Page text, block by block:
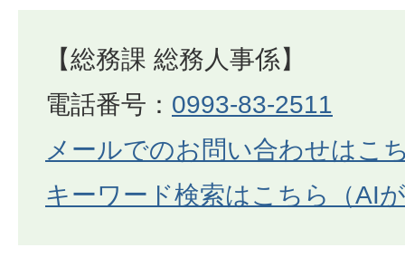
【総務課 総務人事係】
電話番号： 0993-83-2511
メールでのお問い合わせはこ
キーワード検索はこちら（AI